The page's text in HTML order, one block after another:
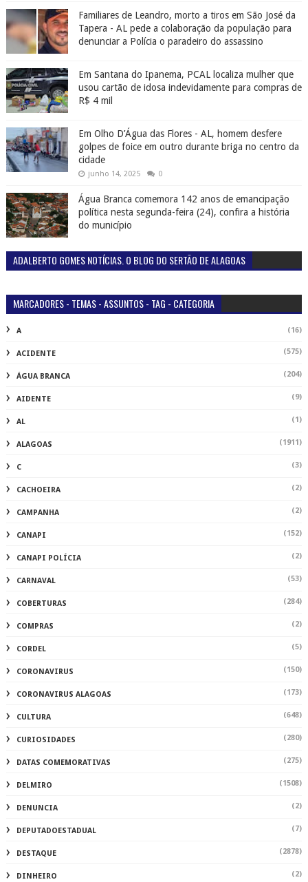
Familiares de Leandro, morto a tiros em São José da
Tapera - AL pede a colaboração da população para
denunciar a Polícia o paradeiro do assassino
Em Santana do Ipanema, PCAL localiza mulher que
usou cartão de idosa indevidamente para compras de
R$ 4 mil
Em Olho D’Água das Flores - AL, homem desfere
golpes de foice em outro durante briga no centro da
cidade
junho 14, 2025 0
Água Branca comemora 142 anos de emancipação
política nesta segunda-feira (24), confira a história
do município
ADALBERTO GOMES NOTÍCIAS. O BLOG DO SERTÃO DE ALAGOAS
MARCADORES - TEMAS - ASSUNTOS - TAG - CATEGORIA
A (16)
ACIDENTE (575)
ÁGUA BRANCA (204)
AIDENTE (9)
AL (1)
ALAGOAS (1911)
C (3)
CACHOEIRA (2)
CAMPANHA (2)
CANAPI (152)
CANAPI POLÍCIA (2)
CARNAVAL (53)
COBERTURAS (284)
COMPRAS (2)
CORDEL (5)
CORONAVIRUS (150)
CORONAVIRUS ALAGOAS (173)
CULTURA (648)
CURIOSIDADES (280)
DATAS COMEMORATIVAS (275)
DELMIRO (1508)
DENUNCIA (2)
DEPUTADOESTADUAL (7)
DESTAQUE (2878)
DINHEIRO (2)